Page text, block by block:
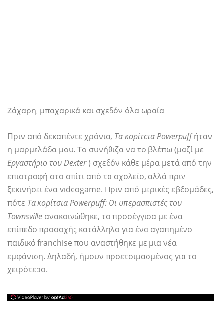
Ζάχαρη, μπαχαρικά και σχεδόν όλα ωραία
Πριν από δεκαπέντε χρόνια, Τα κορίτσια Powerpuffήταν
η μαρμελάδα μου. Το συνήθιζα να το βλέπω (μαζί με
Εργαστήριο του Dexter) σχεδόν κάθε μέρα μετά από την
επιστροφή στο σπίτι από το σχολείο, αλλά πριν
ξεκινήσει ένα videogame. Πριν από μερικές εβδομάδες,
πότε Τα κορίτσια Powerpuff: Οι υπερασπιστές του
Townsville ανακοινώθηκε, το προσέγγισα με ένα
επίπεδο προσοχής κατάλληλο για ένα αγαπημένο
παιδικό franchise που αναστήθηκε με μια νέα
εμφάνιση. Δηλαδή, ήμουν προετοιμασμένος για το
χειρότερο.